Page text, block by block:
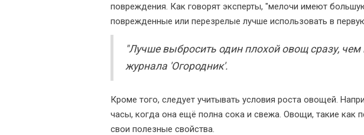
повреждения. Как говорят эксперты, "мелочи имеют
поврежденные или перезрелые лучше использовать в
"Лучше выбросить один плохой овощ сразу,
журнала 'Огородник'.
Кроме того, следует учитывать условия роста овощей.
часы, когда она ещё полна сока и свежа. Овощи, такие как
свои полезные свойства.